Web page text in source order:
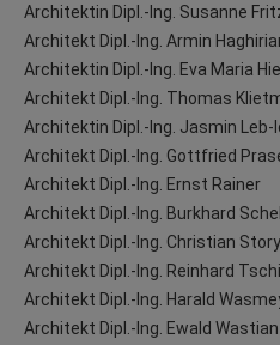
Architektin Dipl.-Ing. Susanne
Architekt Dipl.-Ing. Armin
Architektin Dipl.-Ing. Eva Maria
Architekt Dipl.-Ing. Thomas
Architektin Dipl.-Ing. Jasmin Leb-
Architekt Dipl.-Ing. Gottfried
Architekt Dipl.-Ing. Ernst Rainer
Architekt Dipl.-Ing. Burkhard
Architekt Dipl.-Ing. Christian Story
Architekt Dipl.-Ing. Reinhard
Architekt Dipl.-Ing. Harald
Architekt Dipl.-Ing. Ewald Wastian